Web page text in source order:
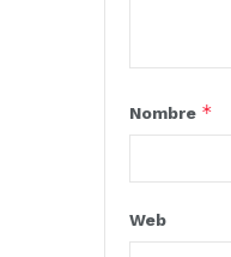
Nombre *
Web